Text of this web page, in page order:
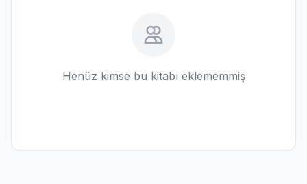
Henüz kimse bu kitabı eklememmiş